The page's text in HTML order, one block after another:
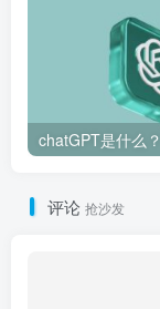
chatGPT是什么？
评论 抢沙发